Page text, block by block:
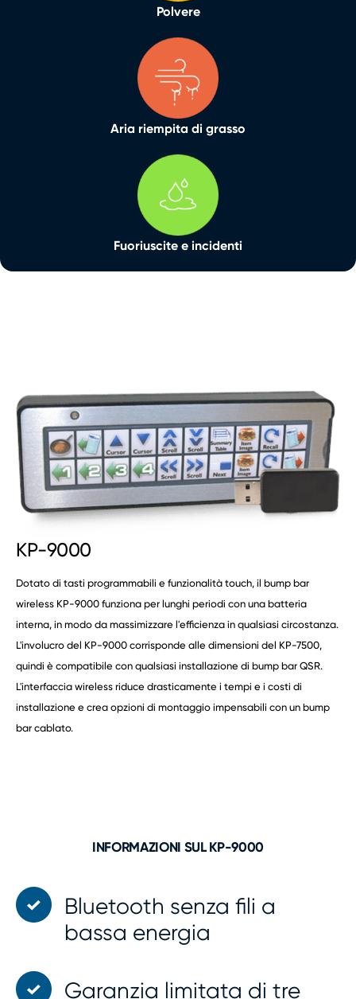
Polvere
Aria riempita di grasso
Fuoriuscite e incidenti
KP-9000
Dotato di tasti programmabili e funzionalità touch, il bump bar
wireless KP-9000 funziona per lunghi periodi con una batteria
interna, in modo da massimizzare l'efficienza in qualsiasi circostanza.
L'involucro del KP-9000 corrisponde alle dimensioni del KP-7500,
quindi è compatibile con qualsiasi installazione di bump bar QSR.
L'interfaccia wireless riduce drasticamente i tempi e i costi di
installazione e crea opzioni di montaggio impensabili con un bump
bar cablato.
INFORMAZIONI SUL KP-9000
Bluetooth senza fili a
bassa energia
Garanzia limitata di tre